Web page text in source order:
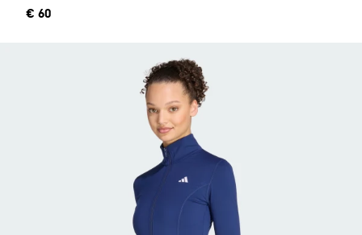
Precio
€ 60